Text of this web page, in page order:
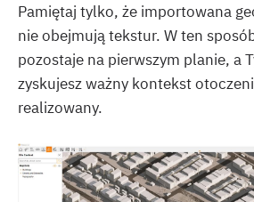
Pamiętaj tylko, że importowana
nie obejmują tekstur. W ten
pozostaje na pierwszym planie, a
zyskujesz ważny kontekst
realizowany.